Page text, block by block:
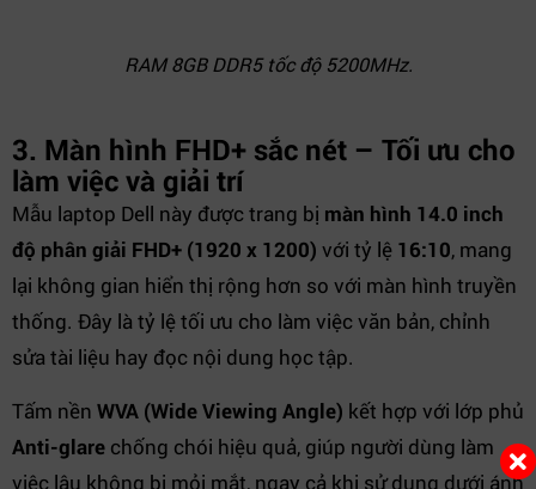
RAM 8GB DDR5 tốc độ 5200MHz.
3. Màn hình FHD+ sắc nét – Tối ưu cho
làm việc và giải trí
Mẫu laptop Dell này được trang bị màn hình 14.0 inch
độ phân giải FHD+ (1920 x 1200) với tỷ lệ 16:10, mang
lại không gian hiển thị rộng hơn so với màn hình truyền
thống. Đây là tỷ lệ tối ưu cho làm việc văn bản, chỉnh
sửa tài liệu hay đọc nội dung học tập.
Tấm nền WVA (Wide Viewing Angle) kết hợp với lớp phủ
Anti-glare chống chói hiệu quả, giúp người dùng làm
việc lâu không bị mỏi mắt, ngay cả khi sử dụng dưới ánh